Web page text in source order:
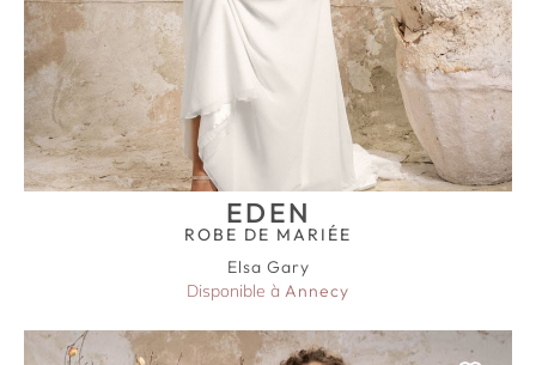
EDEN
ROBE DE MARIÉE
Elsa Gary
Disponible à Annecy